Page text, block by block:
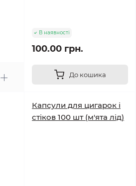
В наявності
100.00 грн.
До кошика
Капсули для цигарок і
стіков 100 шт (м'ята лід)